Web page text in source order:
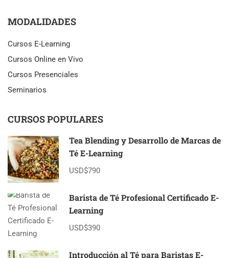
MODALIDADES
Cursos E-Learning
Cursos Online en Vivo
Cursos Presenciales
Seminarios
CURSOS POPULARES
Tea Blending y Desarrollo de Marcas de
Té E-Learning
USD$790
Barista de Té Profesional Certificado E-
Learning
USD$390
Introducción al Té para Baristas E-